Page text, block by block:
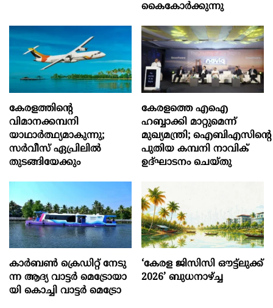
കൈകോര്‍ക്കുന്നു
കേരളത്തിന്റെ
വിമാനക്കമ്പനി
യാഥാര്‍ത്ഥ്യമാകുന്നു;
സര്‍വീസ് ഏപ്രിലില്‍
തുടങ്ങിയേക്കും
കേരളത്തെ എഐ
ഹബ്ബാക്കി മാറ്റുമെന്ന്
മുഖ്യമന്ത്രി; ഐബിഎസിന്റെ
പുതിയ കമ്പനി നാവിക്
ഉദ്ഘാടനം ചെയ്തു
കാ​ര്‍​ബ​ണ്‍ ക്രെ​ഡി​റ്റ് നേ​ടു​
ന്ന ആ​ദ്യ വാ​ട്ട​ര്‍ മെ​ട്രോ​യാ​
യി കൊ​ച്ചി വാ​ട്ട​ര്‍ മെ​ട്രോ
‘കേരള ജിസിസി ഔട്ട്ലുക്ക്
2026’ ബുധനാഴ്ച്ച